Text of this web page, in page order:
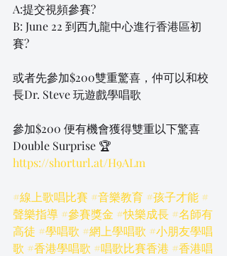
A:提交視頻參賽?
B: June 22 到西九龍中心進行香港區初
賽?
或者先參加$200雙重驚喜，仲可以和校
長Dr. Steve 玩遊戲學唱歌
參加$200 便有機會獲得雙重以下驚喜
Double Surprise 🏆
https://shorturl.at/H9ALm
#線上歌唱比賽 #音樂教育 #孩子才能 #
聲樂指導 #參賽獎金 #快樂成長 #名師有
高徒 #學唱歌 #網上學唱歌 #小朋友學唱
歌 #香港學唱歌 #唱歌比賽香港 #香港唱